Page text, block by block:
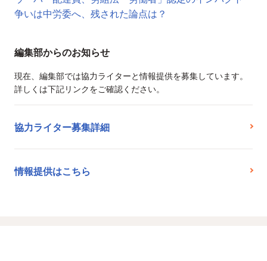
争いは中労委へ、残された論点は？
編集部からのお知らせ
現在、編集部では協力ライターと情報提供を募集しています。
詳しくは下記リンクをご確認ください。
協力ライター募集詳細
情報提供はこちら